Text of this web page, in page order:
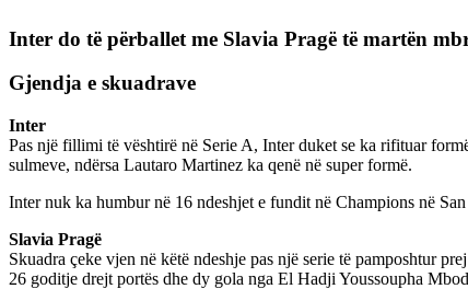
Inter do të përballet me Slavia Pragë të martën
Gjendja e skuadrave
Inter
Pas një fillimi të vështirë në Serie A, Inter duket se ka rifituar
sulmeve, ndërsa Lautaro Martinez ka qenë në super formë.
Inter nuk ka humbur në 16 ndeshjet e fundit në Champions në
Slavia Pragë
Skuadra çeke vjen në këtë ndeshje pas një serie të pamposhtur
26 goditje drejt portës dhe dy gola nga El Hadji Youssoupha